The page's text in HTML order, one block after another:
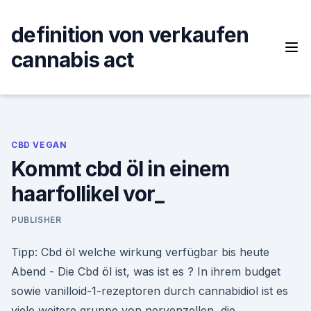
content
definition von verkaufen
cannabis act
CBD VEGAN
Kommt cbd öl in einem
haarfollikel vor_
PUBLISHER
Tipp: Cbd öl welche wirkung verfügbar bis heute
Abend - Die Cbd öl ist, was ist es ? In ihrem budget
sowie vanilloid-1-rezeptoren durch cannabidiol ist es